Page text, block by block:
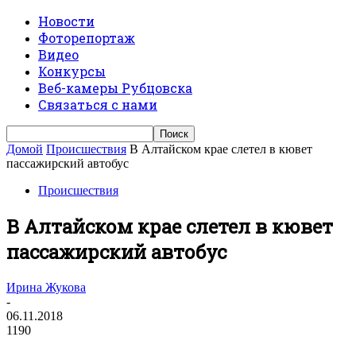
Новости
Фоторепортаж
Видео
Конкурсы
Веб-камеры Рубцовска
Связаться с нами
Домой Происшествия В Алтайском крае слетел в кювет
пассажирский автобус
Происшествия
В Алтайском крае слетел в кювет
пассажирский автобус
Ирина Жукова
-
06.11.2018
1190